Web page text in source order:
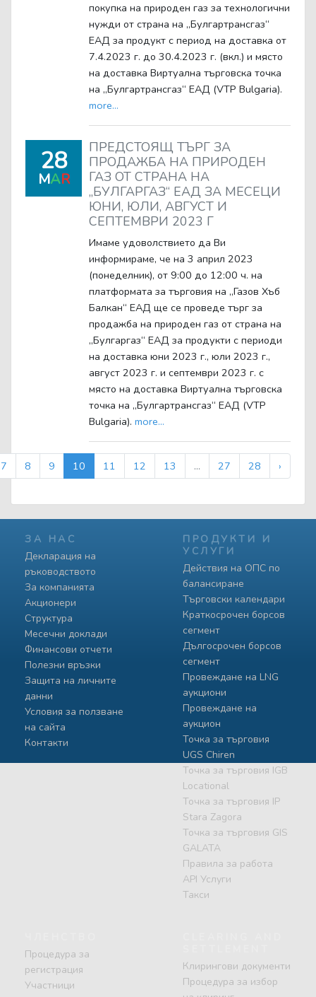
покупка на природен газ за технологични
нужди от страна на „Булгартрансгаз“
ЕАД за продукт с период на доставка от
7.4.2023 г. до 30.4.2023 г. (вкл.) и място
на доставка Виртуална търговска точка
на „Булгартрансгаз“ ЕАД (VTP Bulgaria).
more...
28
MAR
ПРЕДСТОЯЩ ТЪРГ ЗА
ПРОДАЖБА НА ПРИРОДЕН
ГАЗ ОТ СТРАНА НА
„БУЛГАРГАЗ“ ЕАД ЗА МЕСЕЦИ
ЮНИ, ЮЛИ, АВГУСТ И
СЕПТЕМВРИ 2023 Г
Имаме удоволствието да Ви
информираме, че на 3 април 2023
(понеделник), от 9:00 до 12:00 ч. на
платформата за търговия на „Газов Хъб
Балкан“ ЕАД ще се проведе търг за
продажба на природен газ от страна на
„Булгаргаз“ ЕАД за продукти с периоди
на доставка юни 2023 г., юли 2023 г.,
август 2023 г. и септември 2023 г. с
място на доставка Виртуална търговска
точка на „Булгартрансгаз“ ЕАД (VTP
Bulgaria). more...
7 8 9 10 11 12 13 ... 27 28 ›
ЗА НАС
Декларация на
ръководството
За компанията
Акционери
Структура
Месечни доклади
Финансови отчети
Полезни връзки
Защита на личните
данни
Условия за ползване
на сайта
Контакти
ПРОДУКТИ И
УСЛУГИ
Действия на ОПС по
балансиране
Търговски календари
Краткосрочен борсов
сегмент
Дългосрочен борсов
сегмент
Провеждане на LNG
аукциони
Провеждане на
аукцион
Точка за търговия
UGS Chiren
Точка за търговия IGB
Locational
Точка за търговия IP
Stara Zagora
Точка за търговия GIS
GALATA
Правила за работа
API Услуги
Такси
Процедура за
регистрация
Участници
Клирингови документи
Процедура за избор